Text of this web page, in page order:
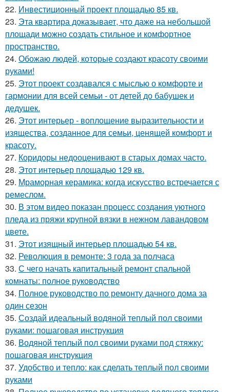
22. Инвестиционный проект площадью 85 кв.
23. Эта квартира доказывает, что даже на небольшой
площади можно создать стильное и комфортное
пространство.
24. Обожаю людей, которые создают красоту своими
руками!
25. Этот проект создавался с мыслью о комфорте и
гармонии для всей семьи - от детей до бабушек и
дедушек.
26. Этот интерьер - воплощение выразительности и
изящества, созданное для семьи, ценящей комфорт и
красоту.
27. Коридоры недооценивают в старых домах часто.
28. Этот интерьер площадью 129 кв.
29. Мраморная керамика: когда искусство встречается с
ремеслом.
30. В этом видео показан процесс создания уютного
пледа из пряжи крупной вязки в нежном лавандовом
цвете.
31. Этот изящный интерьер площадью 54 кв.
32. Революция в ремонте: 3 года за полчаса
33. С чего начать капитальный ремонт спальной
комнаты: полное руководство
34. Полное руководство по ремонту дачного дома за
один сезон
35. Создай идеальный водяной теплый пол своими
руками: пошаговая инструкция
36. Водяной теплый пол своими руками под стяжку:
пошаговая инструкция
37. Удобство и тепло: как сделать теплый пол своими
руками